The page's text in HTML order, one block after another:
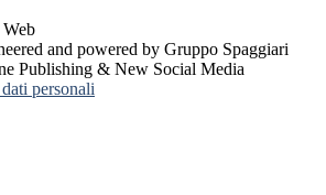
and powered by Gruppo Spaggiari
Publishing & New Social Media
personali